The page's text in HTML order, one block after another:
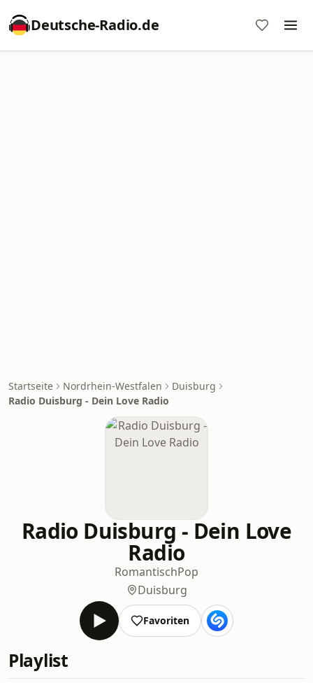
Deutsche-Radio.de
Startseite Nordrhein-Westfalen
Duisburg
Radio Duisburg - Dein Love Radio
Radio Duisburg - Dein Love
Radio
RomantischPop
Duisburg
Favoriten
Playlist